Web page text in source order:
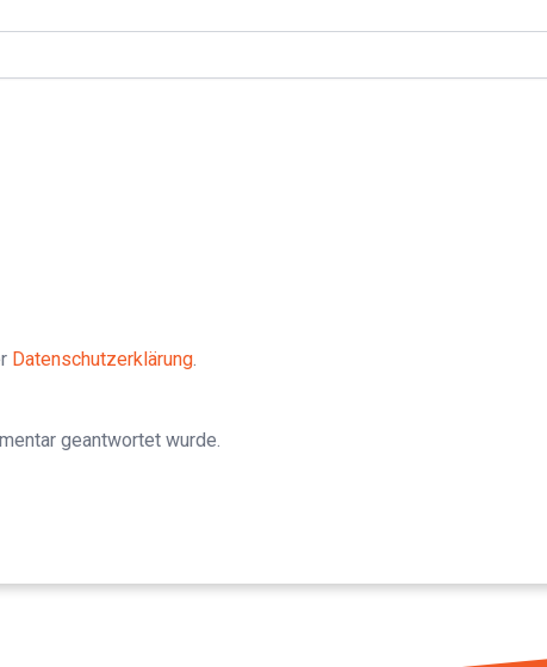
Datenschutzerklärung.
geantwortet wurde.